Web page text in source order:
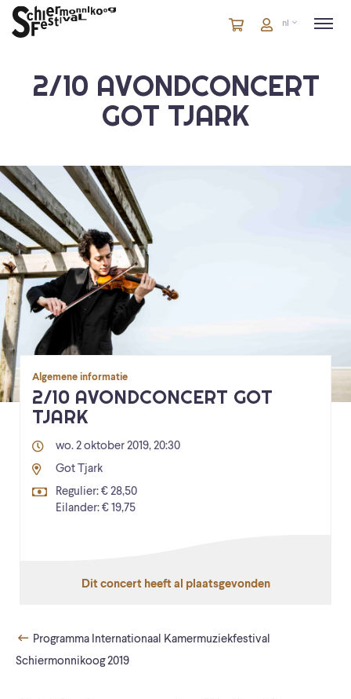
Winkelmandje
artikelen
Account
nl
2/10 AVONDCONCERT
GOT TJARK
Algemene informatie
2/10 AVONDCONCERT GOT
TJARK
wo. 2 oktober 2019, 20:30
Got Tjark
Regulier: € 28,50
Eilander: € 19,75
Dit concert heeft al plaatsgevonden
Programma Internationaal Kamermuziekfestival
Schiermonnikoog 2019